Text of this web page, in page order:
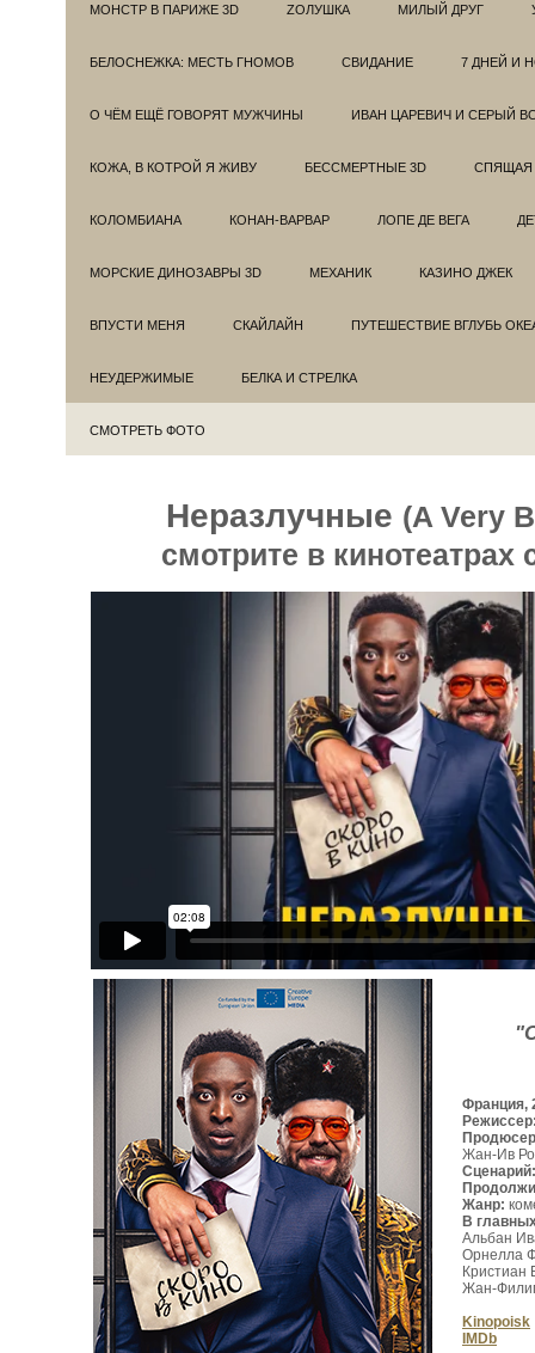
МОНСТР В ПАРИЖЕ 3D ZОЛУШКА МИЛЫЙ ДРУГ
БЕЛОСНЕЖКА: МЕСТЬ ГНОМОВ СВИДАНИЕ 7 ДНЕЙ И
О ЧЁМ ЕЩЁ ГОВОРЯТ МУЖЧИНЫ ИВАН ЦАРЕВИЧ И СЕРЫЙ
КОЖА, В КОТРОЙ Я ЖИВУ БЕССМЕРТНЫЕ 3D СПЯЩАЯ
КОЛОМБИАНА КОНАН-ВАРВАР ЛОПЕ ДЕ ВЕГА
МОРСКИЕ ДИНОЗАВРЫ 3D МЕХАНИК КАЗИНО ДЖЕК
ВПУСТИ МЕНЯ СКАЙЛАЙН ПУТЕШЕСТВИЕ ВГЛУБЬ
НЕУДЕРЖИМЫЕ БЕЛКА И СТРЕЛКА
СМОТРЕТЬ ФОТО
Неразлучные (A Very
смотрите в кинотеатрах
Франция,
Жан-Ив
Жанр:
В
Альбан
Орнелла
Жан-
Kinopoisk
IMDb